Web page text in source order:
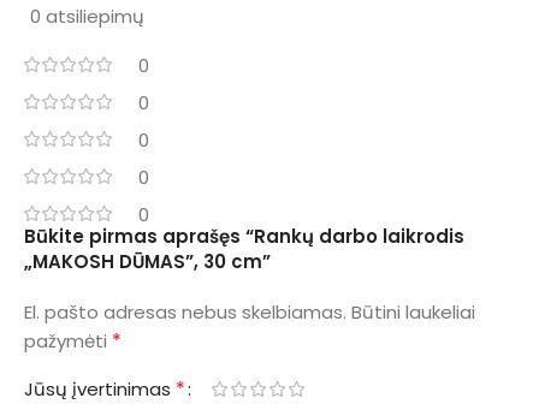
0 atsiliepimų
0
0
0
0
0
Būkite pirmas aprašęs “Rankų darbo laikrodis
„MAKOSH DŪMAS”, 30 cm”
El. pašto adresas nebus skelbiamas. Būtini laukeliai
pažymėti *
Jūsų įvertinimas *